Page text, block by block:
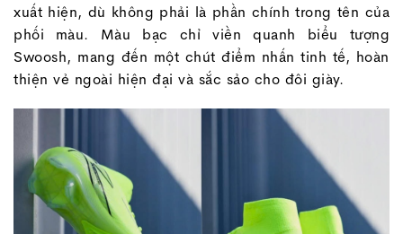
xuất hiện, dù không phải là phần chính trong tên của
phối màu. Màu bạc chỉ viền quanh biểu tượng
Swoosh, mang đến một chút điểm nhấn tinh tế, hoàn
thiện vẻ ngoài hiện đại và sắc sảo cho đôi giày.